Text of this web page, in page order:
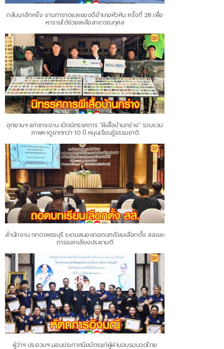
กลับมาอีกครั้ง งานกาชาดและของดีอำเภอหัวหิน ครั้งที่ 28 เพื่อ
หารายได้ช่วยเหลือสาธารณกุศล
อุทยานฯ แก่งกระจาน เปิดนิทรรศการ “ผีเสื้อบ้านกร่าง” รวบรวม
ภาพหาดูยากกว่า 10 ปี หนุนเรียนรู้ธรรมชาติ
สำนักงาน กกต.เพชรบุรี ระดมสมองถอดบทเรียนเลือกตั้ง สส.และ
การออกเสียงประชามติ
ผู้ว่าฯ ประจวบฯ มอบประกาศนียบัตรแก่ผู้ผ่านอบรมนวดไทย